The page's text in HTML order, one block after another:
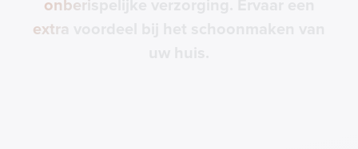
onberispelijke verzorging. Ervaar een
extra voordeel bij het schoonmaken van
onberispelijke verzorging. Ervaar een
extra voordeel bij het schoonmaken van